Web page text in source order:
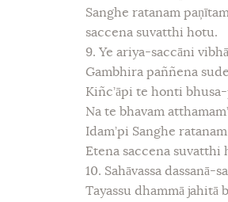
Sanghe ratanam
saccena suvatthi hotu.
9. Ye ariya-saccāni
Gambhira paññena
Kiñc’āpi te honti
Na te bhavam
Idam’pi Sanghe
Etena saccena suvatthi
10. Sahāvassa dassanā-
Tayassu dhammā jahitā